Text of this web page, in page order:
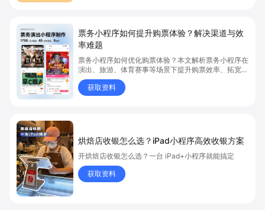
票务小程序如何提升购票体验？解决渠道与效
率难题
票务小程序如何优化购票体验？本文解析票务小程序在
演出、旅游、体育赛事等场景下提升购票效率、拓宽销
售渠道、实现会员精准营销的具体方式。关键词包括
“票务小程序”、“购票体验”、“购票效率”。
获取资料
烘焙店收银怎么选？iPad小程序高效收银方案
开烘焙店收银怎么选？一台 iPad+小程序就能搞定
获取资料